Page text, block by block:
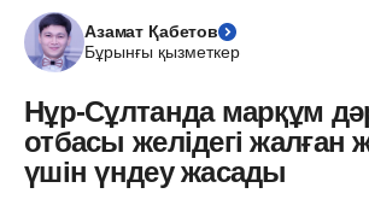
Азамат Қабетов
Бұрынғы қызметкер
Нұр-Сұлтанда марқұм
отбасы желідегі жалған
үшін үндеу жасады